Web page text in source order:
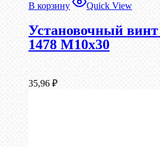
В корзину Quick View
Установочный
1478 М10х30
35,96 ₽